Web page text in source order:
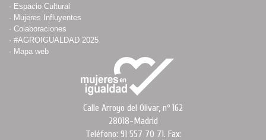
· Espacio Cultural
· Mujeres Influyentes
· Colaboraciones
· #AGROIGUALDAD 2025
· Mapa web
Calle Arroyo del Olivar, nº 162
28018-Madrid
Teléfono: 91 557 70 71. Fax: